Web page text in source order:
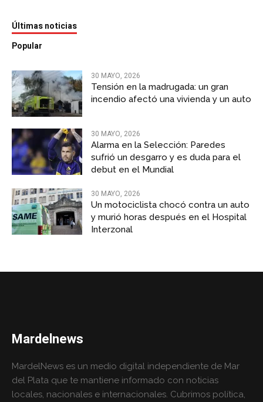
Últimas noticias
Popular
30 MAYO, 2026
Tensión en la madrugada: un gran
incendio afectó una vivienda y un auto
30 MAYO, 2026
Alarma en la Selección: Paredes
sufrió un desgarro y es duda para el
debut en el Mundial
30 MAYO, 2026
Un motociclista chocó contra un auto
y murió horas después en el Hospital
Interzonal
Mardelnews
MardelNews es un medio digital independiente de Mar
del Plata que te mantiene informado con noticias
locales, nacionales e internacionales. Cubrimos política,